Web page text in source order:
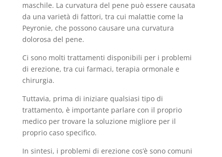
maschile. La curvatura del pene può essere causata
da una varietà di fattori, tra cui malattie come la
Peyronie, che possono causare una curvatura
dolorosa del pene.
Ci sono molti trattamenti disponibili per i problemi
di erezione, tra cui farmaci, terapia ormonale e
chirurgia.
Tuttavia, prima di iniziare qualsiasi tipo di
trattamento, è importante parlare con il proprio
medico per trovare la soluzione migliore per il
proprio caso specifico.
In sintesi, i problemi di erezione cos’è sono comuni